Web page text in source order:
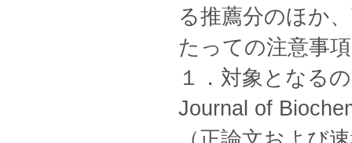
る推薦分のほか
たっての注意事
１．対象となる
Journal of